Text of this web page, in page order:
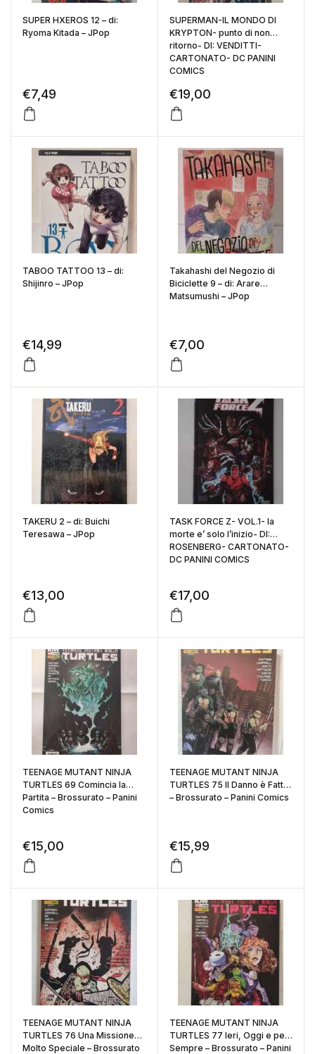
SUPER HXEROS 12 – di:
Ryoma Kitada – JPop
€7,49
SUPERMAN-IL MONDO DI
KRYPTON- punto di non
ritorno- DI: VENDITTI-
CARTONATO- DC PANINI
COMICS
€19,00
TABOO TATTOO 13 – di:
Shijinro – JPop
€14,99
Takahashi del Negozio di
Biciclette 9 – di: Arare
Matsumushi – JPop
€7,00
TAKERU 2 – di: Buichi
Teresawa – JPop
€13,00
TASK FORCE Z- VOL.1- la
morte e’ solo l’inizio- DI:
ROSENBERG- CARTONATO-
DC PANINI COMICS
€17,00
TEENAGE MUTANT NINJA
TURTLES 69 Comincia la
Partita – Brossurato – Panini
Comics
€15,00
TEENAGE MUTANT NINJA
TURTLES 75 Il Danno è Fatto
– Brossurato – Panini Comics
€15,99
TEENAGE MUTANT NINJA
TURTLES 76 Una Missione
Molto Speciale – Brossurato
TEENAGE MUTANT NINJA
TURTLES 77 Ieri, Oggi e per
Sempre – Brossurato – Panini